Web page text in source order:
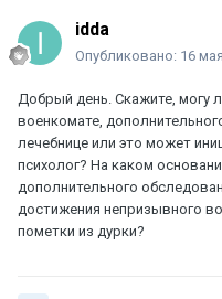
idda
Опубликовано: 16
Добрый день. Скажите, могу
военкомате,
лечебнице или это может
психолог? На каком
дополнительного
достижения непризывного
пометки из дурки?